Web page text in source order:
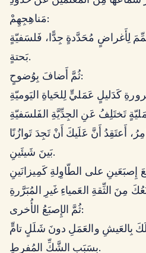
مَناهِجِهِمْ:
لِأَغراضٍ مُحَدَّدةٍ جِدًّا، فَلسَفيّةٍ
بَحتةٍ.
ثُمَّ أَضافَ بِوُضوحٍ:
أَعتَقِدُ أَنَّ عَلَيكَ أَنْ تَجِدَ تَوازُنًا
بَينَ شَيئَينِ.
ثُمَّ الإِصبَعُ الأُخرى:
بِالعَيشِ والعَمَلِ دونَ شَلَلٍ تامٍّ
بِسَبَبِ الشَّكِّ المُفرِطِ.